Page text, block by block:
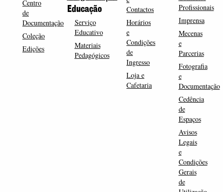
Centro
de
Documentação
Coleção
Edições
Educação
Serviço
Educativo
Materiais
Pedagógicos
Contactos
Horários
e
Condições
de
Ingresso
Loja e
Cafetaria
Profissionais
Imprensa
Mecenas
e
Parcerias
Fotografia
e
Documentação
Cedência
de
Espaços
Avisos
Legais
e
Condições
Gerais
de